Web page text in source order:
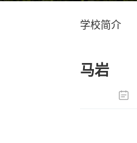
学校简介
马岩